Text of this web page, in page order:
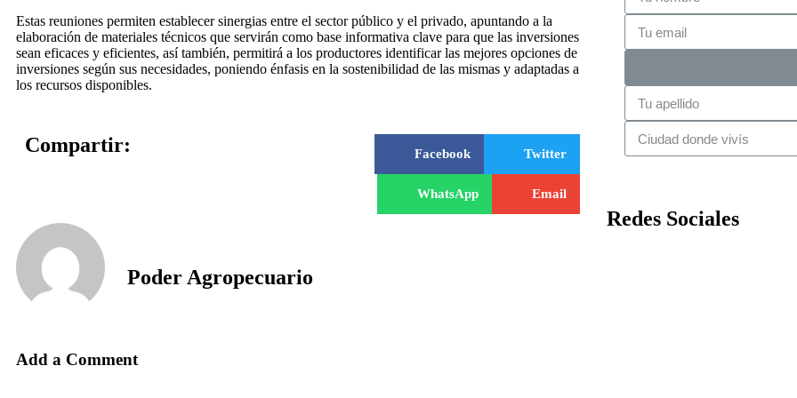
Estas reuniones permiten establecer sinergias entre el sector público y el privado, apuntando a la
elaboración de materiales técnicos que servirán como base informativa clave para que las inversiones
sean eficaces y eficientes, así también, permitirá a los productores identificar las mejores opciones de
inversiones según sus necesidades, poniendo énfasis en la sostenibilidad de las mismas y adaptadas a
los recursos disponibles.
Compartir: Facebook Twitter
WhatsApp Email
Poder Agropecuario
Add a Comment
Redes Sociales